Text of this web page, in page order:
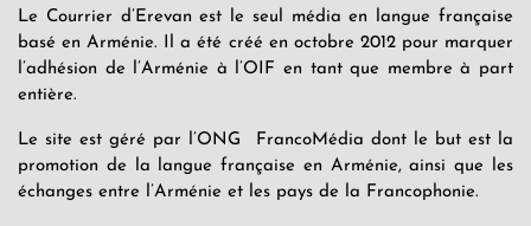
Le Courrier d’Erevan est le seul média en langue française
basé en Arménie. Il a été créé en octobre 2012 pour marquer
l’adhésion de l’Arménie à l’OIF en tant que membre à part
entière.
Le site est géré par l’ONG FrancoMédia dont le but est la
promotion de la langue française en Arménie, ainsi que les
échanges entre l’Arménie et les pays de la Francophonie.